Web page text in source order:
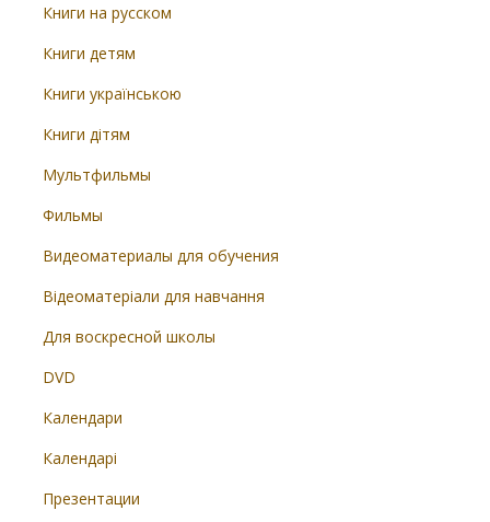
Книги на русском
Книги детям
Книги українською
Книги дітям
Мультфильмы
Фильмы
Видеоматериалы для обучения
Відеоматеріали для навчання
Для воскресной школы
DVD
Календари
Календарі
Презентации